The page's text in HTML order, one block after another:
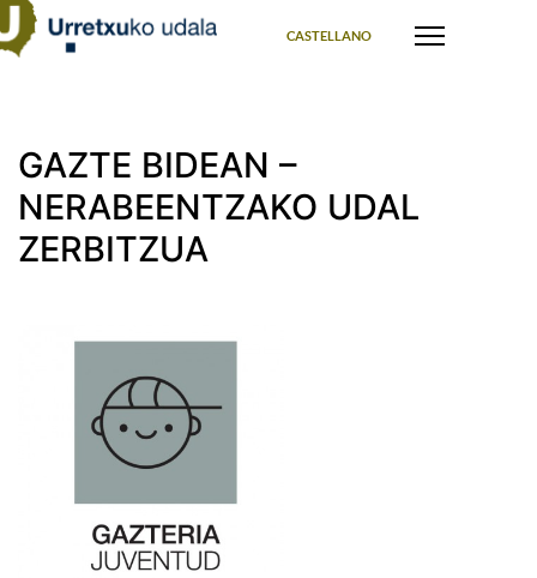
CASTELLANO
GAZTE BIDEAN –
NERABEENTZAKO UDAL
ZERBITZUA